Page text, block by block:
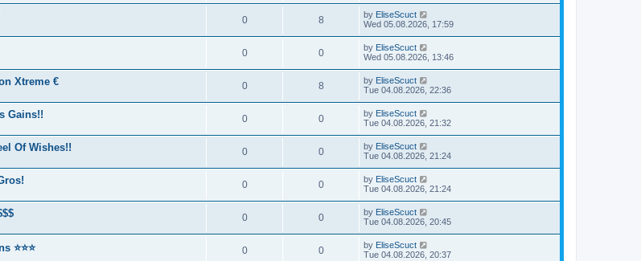
0 8 by EliseScuct
Wed 05.08.2026, 17:59
0 0 by EliseScuct
Wed 05.08.2026, 13:46
Xtreme € 0 8 by EliseScuct
Tue 04.08.2026, 22:36
Gains!! 0 0 by EliseScuct
Tue 04.08.2026, 21:32
Of Wishes!! 0 0 by EliseScuct
Tue 04.08.2026, 21:24
0 0 by EliseScuct
Tue 04.08.2026, 21:24
0 0 by EliseScuct
Tue 04.08.2026, 20:45
⭐⭐⭐ 0 0 by EliseScuct
Tue 04.08.2026, 20:37